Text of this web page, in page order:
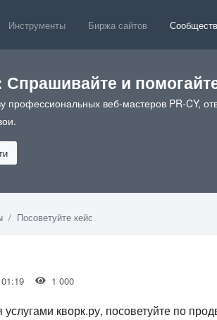
Инструменты Биржа сайтов
и
профессиональных веб-мастеров PR-CY,
Посоветуйте кейс
01:19 1 000
услугами кворк.ру, посоветуйте по